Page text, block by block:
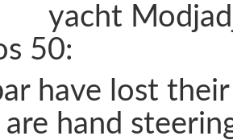
yacht
50:
have lost
are hand